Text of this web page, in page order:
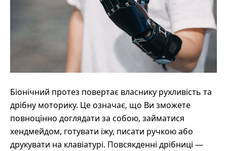
Біонічний протез повертає власнику рухливість та
дрібну моторику. Це означає, що Ви зможете
повноцінно доглядати за собою, займатися
хендмейдом, готувати їжу, писати ручкою або
друкувати на клавіатурі. Повсякденні дрібниці —